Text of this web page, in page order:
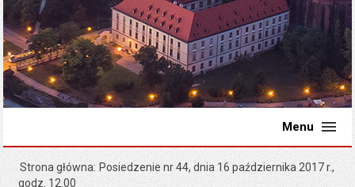
Menu
Strona główna Posiedzenie nr 44, dnia 16 października 2017 r.,
godz. 12.00